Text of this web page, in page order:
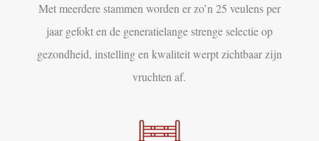
Met meerdere stammen worden er zo’n 25 veulens per
jaar gefokt en de generatielange strenge selectie op
gezondheid, instelling en kwaliteit werpt zichtbaar zijn
vruchten af.